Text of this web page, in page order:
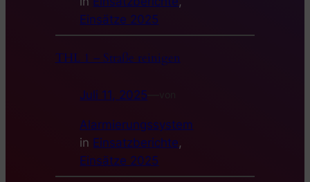
Einsätze 2025
THL 1 – Straße reinigen
Juli 11, 2025
Alarmierungssystem
in Einsatzberichte
Einsätze 2025